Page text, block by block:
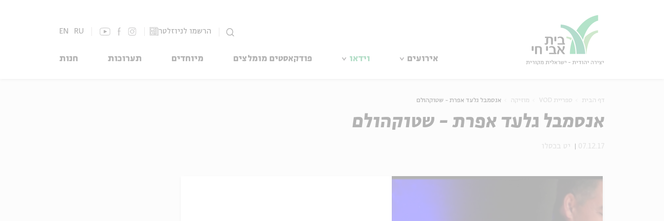
הרשמו לניוזלטר EN RU
אירועים וידאו פודקאסטים מומלצים מיוחדים תערוכות חנות
דף הבית ספריית VOD מוזיקה אנסמבל גלעד אפרת - שטוקהולם
אנסמבל גלעד אפרת - שטוקהולם